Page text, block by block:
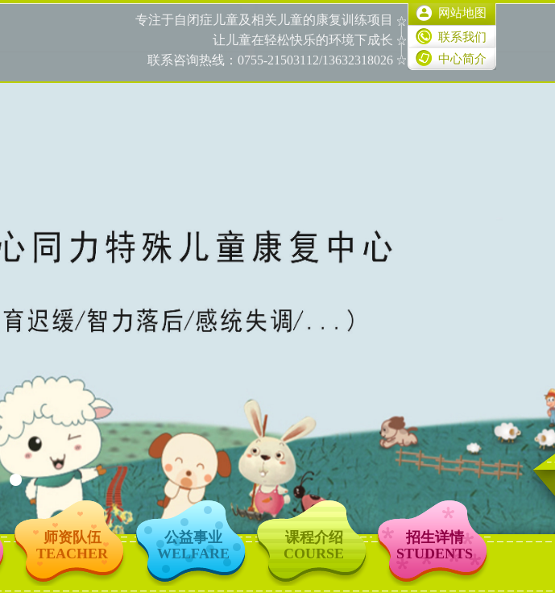
专注于自闭症儿童及相关儿童的康复训练项目
让儿童在轻松快乐的环境下成长
联系咨询热线：0755-21503112/13632318026
网站地图
联系我们
中心简介
师资队伍
TEACHER
公益事业
WELFARE
课程介绍
COURSE
招生详情
STUDENTS